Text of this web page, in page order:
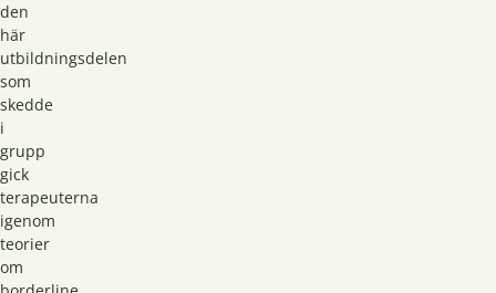
den
här
utbildningsdelen
som
skedde
i
grupp
gick
terapeuterna
igenom
teorier
om